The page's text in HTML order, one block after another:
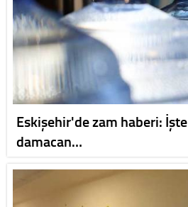
Eskişehir'de zam haberi:
damacan…